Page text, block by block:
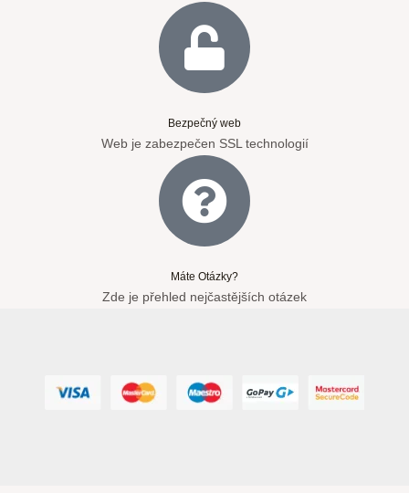
Bezpečný web
Web je zabezpečen SSL technologií
Máte Otázky?
Zde je přehled nejčastějších otázek